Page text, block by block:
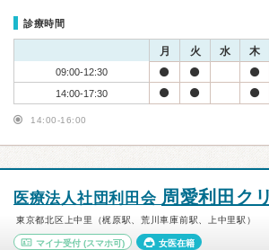
診療時間
月 火 水 木
09:00-12:30
14:00-17:30
14:00-16:00
医療法人社団利田会 周愛利田ク
東京都北区上中里（梶原駅、荒川車庫前駅、上中里駅）
マイナ受付 (スマホ可) 女医在籍